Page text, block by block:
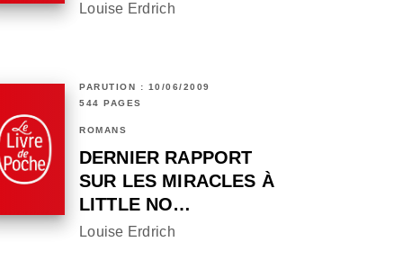
Louise Erdrich
PARUTION : 10/06/2009
544 PAGES
ROMANS
DERNIER RAPPORT
SUR LES MIRACLES À
LITTLE NO…
Louise Erdrich